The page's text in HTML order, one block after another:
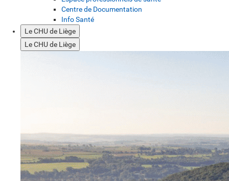
Centre de Documentation
Info Santé
Le CHU de Liège
Le CHU de Liège